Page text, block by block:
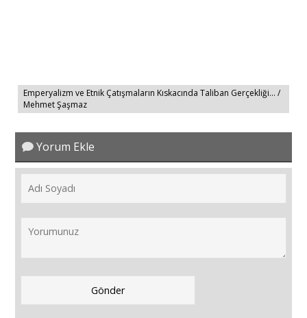
Emperyalizm ve Etnik Çatışmaların Kıskacında Taliban Gerçekliği... /
Mehmet Şaşmaz
Yorum Ekle